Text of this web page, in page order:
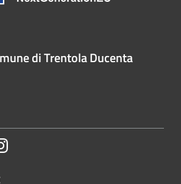
di Trentola Ducenta
Instagram